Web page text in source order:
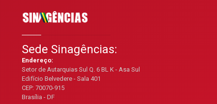
Sede Sinagências:
Endereço:
Setor de Autarquias Sul Q. 6 BL K - Asa Sul
Edifício Belvedere - Sala 401
CEP: 70070-915
Brasília - DF